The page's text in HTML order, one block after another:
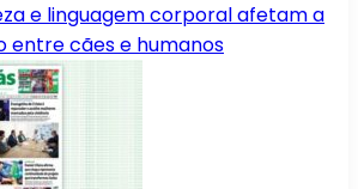
e linguagem corporal afetam a
entre cães e humanos